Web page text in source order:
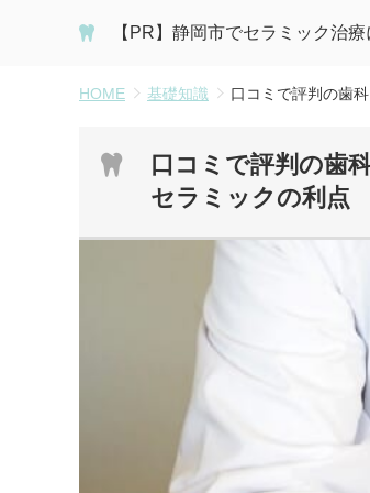
【PR】静岡市でセラミック治
HOME 基礎知識 口コミで評判の歯
口コミで評判の歯
セラミックの利点